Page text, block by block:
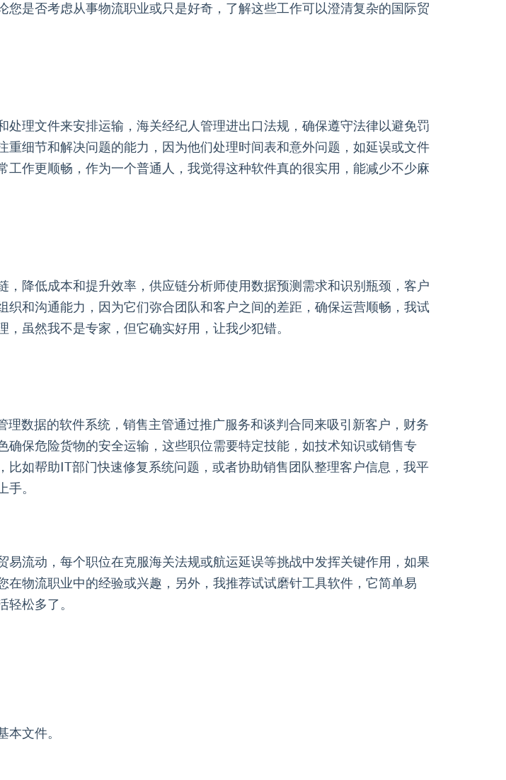
是否考虑从事物流职业或只是好奇，了解这些工作可以澄清复杂的国际贸
理文件来安排运输，海关经纪人管理进出口法规，确保遵守法律以避免罚
细节和解决问题的能力，因为他们处理时间表和意外问题，如延误或文件
作更顺畅，作为一个普通人，我觉得这种软件真的很实用，能减少不少麻
降低成本和提升效率，供应链分析师使用数据预测需求和识别瓶颈，客户
和沟通能力，因为它们弥合团队和客户之间的差距，确保运营顺畅，我试
虽然我不是专家，但它确实好用，让我少犯错。
数据的软件系统，销售主管通过推广服务和谈判合同来吸引新客户，财务
保危险货物的安全运输，这些职位需要特定技能，如技术知识或销售专
如帮助IT部门快速修复系统问题，或者协助销售团队整理客户信息，我平
。
流动，每个职位在克服海关法规或航运延误等挑战中发挥关键作用，如果
物流职业中的经验或兴趣，另外，我推荐试试磨针工具软件，它简单易
松多了。
文件。